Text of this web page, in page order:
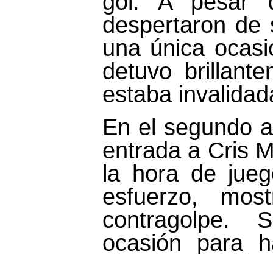
despertaron
una única
detuvo
estaba
En el segundo
entrada a Cris
la hora de
esfuerzo,
contragolpe.
ocasión para